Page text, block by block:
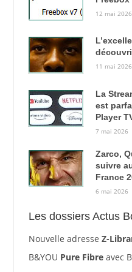
12 mai 2026
11 mai 2026
La
est
Player
7 mai 2026
Zarco,
suivre
France
6 mai 2026
Les dossiers Actus
Nouvelle adresse Z-
B&YOU Pure Fibreavec